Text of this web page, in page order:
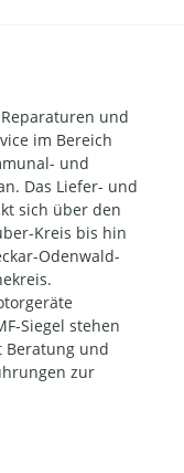
und
im Bereich
und
Das Liefer- und
sich über den
Kreis bis hin
Odenwald-
Siegel stehen
und
zur